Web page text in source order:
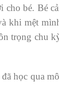
bé. Bé
khi mệt
trọng chu
học qua